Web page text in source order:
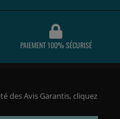
PAIEMENT 100% SÉCURISÉ
des Avis Garantis, cliquez